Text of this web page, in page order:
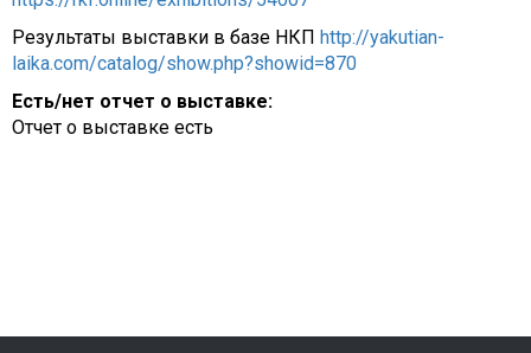
Результаты выставки в базе НКП http://yakutian-
laika.com/catalog/show.php?showid=870
Есть/нет отчет о выставке:
Отчет о выставке есть